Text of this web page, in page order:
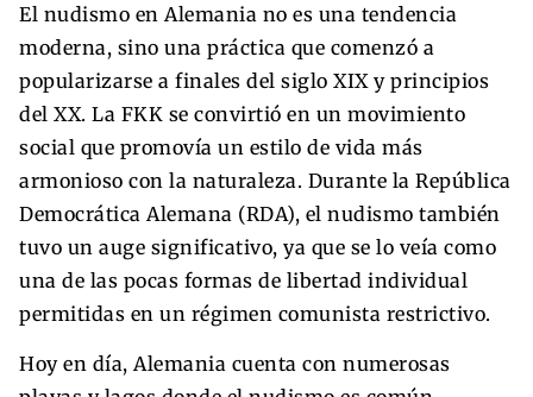
El nudismo en Alemania no es una tendencia
moderna, sino una práctica que comenzó a
popularizarse a finales del siglo XIX y principios
del XX. La FKK se convirtió en un movimiento
social que promovía un estilo de vida más
armonioso con la naturaleza. Durante la República
Democrática Alemana (RDA), el nudismo también
tuvo un auge significativo, ya que se lo veía como
una de las pocas formas de libertad individual
permitidas en un régimen comunista restrictivo.
Hoy en día, Alemania cuenta con numerosas